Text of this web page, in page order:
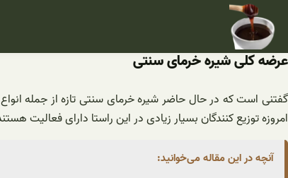
محتوا
عرضه کلی شیره خرمای سنتی
گفتنی است که در حال حاضر شیره خرمای سنتی تازه از جمله
امروزه توزیع ‌کنندگان بسیار زیادی در این راستا دارای فعالیت
آنچه در این مقاله می‌خوانید: